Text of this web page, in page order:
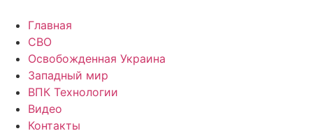
Главная
СВО
Освобожденная Украина
Западный мир
ВПК Технологии
Видео
Контакты